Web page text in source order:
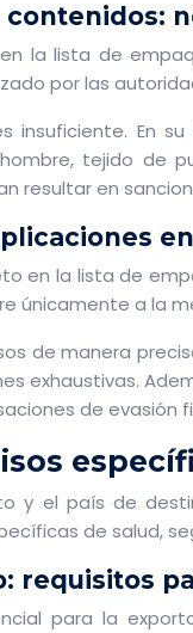
la lista de
por las
insuficiente. En
tejido de
resultar en
en la lista de
únicamente a la
de manera
exhaustivas.
de evasión
y el país de
de salud,
requisitos
para la